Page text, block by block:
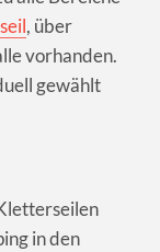
, über
vorhanden.
gewählt
in den